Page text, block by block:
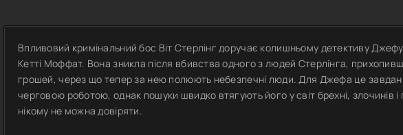
Впливовий кримінальний бос Віт Стерлінг доручає колишньому детективу Джефу
Кетті Моффат. Вона зникла після вбивства одного з людей Стерлінга,
грошей, через що тепер за нею полюють небезпечні люди. Для Джефа це
черговою роботою, однак пошуки швидко втягують його у світ брехні, злочинів
нікому не можна довіряти.